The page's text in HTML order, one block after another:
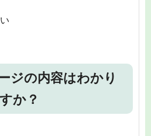
ジの内容はわかり
か？